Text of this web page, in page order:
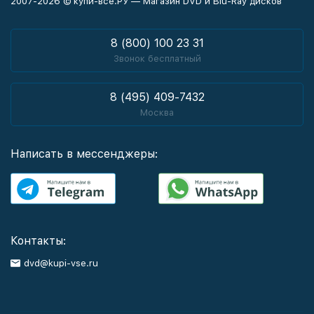
8 (800) 100 23 31
Звонок бесплатный
8 (495) 409-7432
Москва
Написать в мессенджеры:
Контакты:
dvd@kupi-vse.ru